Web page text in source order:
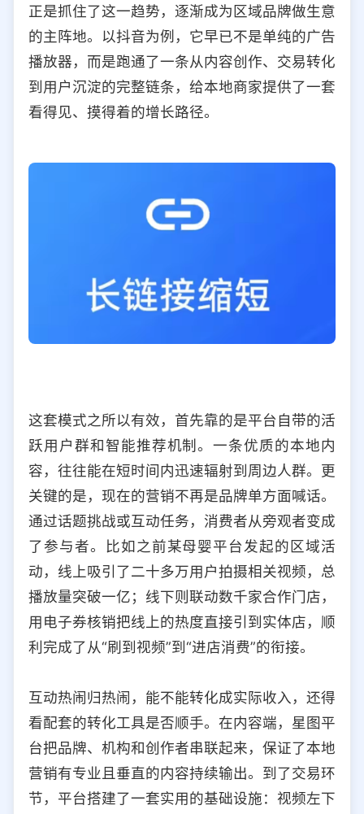
正是抓住了这一趋势，逐渐成为区域品牌做生意
的主阵地。以抖音为例，它早已不是单纯的广告
播放器，而是跑通了一条从内容创作、交易转化
到用户沉淀的完整链条，给本地商家提供了一套
看得见、摸得着的增长路径。
这套模式之所以有效，首先靠的是平台自带的活
跃用户群和智能推荐机制。一条优质的本地内
容，往往能在短时间内迅速辐射到周边人群。更
关键的是，现在的营销不再是品牌单方面喊话。
通过话题挑战或互动任务，消费者从旁观者变成
了参与者。比如之前某母婴平台发起的区域活
动，线上吸引了二十多万用户拍摄相关视频，总
播放量突破一亿；线下则联动数千家合作门店，
用电子券核销把线上的热度直接引到实体店，顺
利完成了从“刷到视频”到“进店消费”的衔接。
互动热闹归热闹，能不能转化成实际收入，还得
看配套的转化工具是否顺手。在内容端，星图平
台把品牌、机构和创作者串联起来，保证了本地
营销有专业且垂直的内容持续输出。到了交易环
节，平台搭建了一套实用的基础设施：视频左下